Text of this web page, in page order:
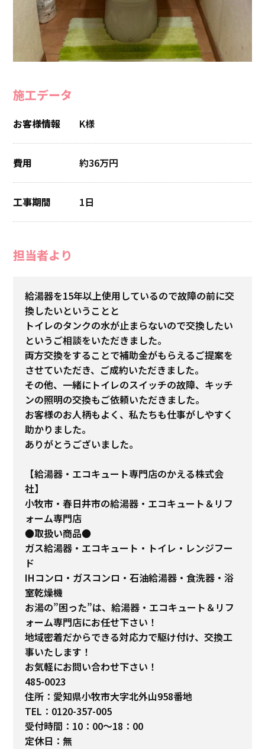
施工データ
お客様情報 K様
費用 約36万円
工事期間 1日
担当者より
給湯器を15年以上使用しているので故障の前に交
換したいということと
トイレのタンクの水が止まらないので交換したい
というご相談をいただきました。
両方交換をすることで補助金がもらえるご提案を
させていただき、ご成約いただきました。
その他、一緒にトイレのスイッチの故障、キッチ
ンの照明の交換もご依頼いただきました。
お客様のお人柄もよく、私たちも仕事がしやすく
助かりました。
ありがとうございました。
【給湯器・エコキュート専門店のかえる株式会
社】
小牧市・春日井市の給湯器・エコキュート＆リフ
ォーム専門店
●取扱い商品●
ガス給湯器・エコキュート・トイレ・レンジフー
ド
IHコンロ・ガスコンロ・石油給湯器・食洗器・浴
室乾燥機
お湯の”困った”は、給湯器・エコキュート＆リフ
ォーム専門店にお任せ下さい！
地域密着だからできる対応力で駆け付け、交換工
事いたします！
お気軽にお問い合わせ下さい！
485-0023
住所：愛知県小牧市大字北外山958番地
TEL：0120-357-005
受付時間：10：00～18：00
定休日：無